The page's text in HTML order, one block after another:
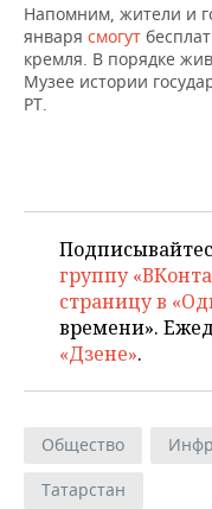
Напомним, жители и
января смогут
кремля. В порядке
Музее истории
РТ.
группу
страницу в
времени».
«Дзене».
Общество
Татарстан